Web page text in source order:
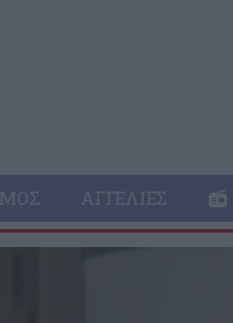
ΑΓΓΕΛΊΕΣ